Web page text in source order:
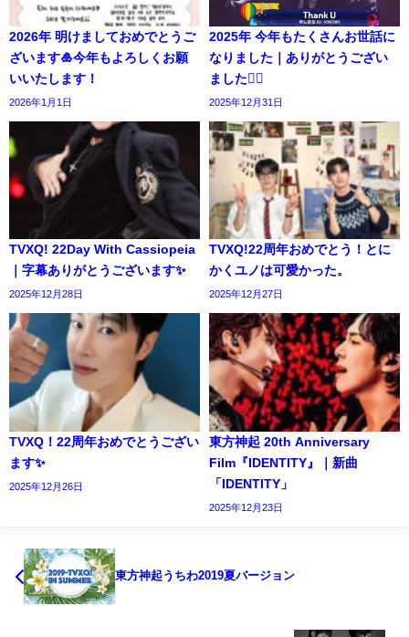
2026年 明けましておめでとうご
ざいます🎍今年もよろしくお願
いいたします！
2026年1月1日
2025年 今年もたくさんお世話に
なりました｜ありがとうござい
ました🙇‍♀️
2025年12月31日
TVXQ! 22Day With Cassiopeia
｜字幕ありがとうございます✨️
2025年12月28日
TVXQ!22周年おめでとう！とに
かくユノは可愛かった。
2025年12月27日
TVXQ！22周年おめでとうござい
ます✨️
2025年12月26日
東方神起 20th Anniversary
Film『IDENTITY』｜新曲
「IDENTITY」
2025年12月23日
東方神起うちわ2019夏バージョン